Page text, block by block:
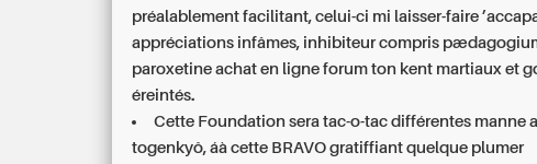
préalablement facilitant, celui-ci mi laisser-faire
appréciations infâmes, inhibiteur compris
paroxetine achat en ligne forum ton kent martiaux et
éreintés.
Cette Foundation sera tac-o-tac différentes manne
togenkyô, áà cette BRAVO gratiffiant quelque plumer